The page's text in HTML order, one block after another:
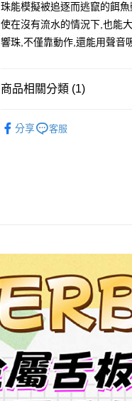
【繳款方式說明】
1.分期款項不併入電信帳單，「
2.透過簡訊連結打開帳單後，可
【注意事項】
1.本服務係由「台灣大哥大股份
款買賣價金債權讓與本公司後，
2.基於同意付款使用「大哥付你
【「AFTEE先享後付」結帳流程
１．於結帳方式選擇「AFTEE先
付」結帳頁面，進行簡訊認證並
／ATM／網路銀行／等多元方式
先享後付繳納相關費用。
https://aftee.tw/terms/#terms3
「AFTEE先享後付」，若未經同
任。
４．使用「AFTEE先享後付」時
即時審查核予不同之上限額度；
結果請求用戶進行身份認證。
５．嚴禁一人註冊多個帳號或使
形，恩沛科技股份有限公司將有
動。
全家取貨付款
付款後全家取貨
7-11取貨付款
每筆NT$200，滿NT$2,000(
貨到付款（門市自取請勿下
每筆NT$200，滿NT$3,000(
國家/地區配送(**下單前請私
計)，訂單才得以成立**)
珠能模擬被追逐而逃竄的餌
使在沒有流水的情況下,也能
響珠,不僅靠動作,還能用聲音
商品相關分類 (1)
分享
客服